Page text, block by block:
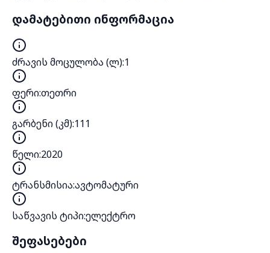
დამატებითი ინფორმაცია
ძრავის მოცულობა (ლ):1
ფერი:თეთრი
გარბენი (კმ):111
წელი:2020
ტრანსმისია:ავტომატური
საწვავის ტიპი:ელექტრო
შეფასებები